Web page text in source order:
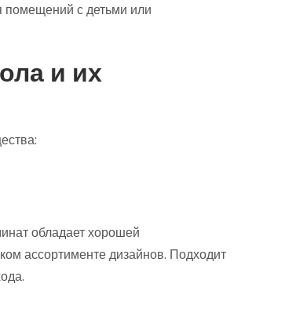
помещений с детьми или
и их
обладает хорошей
ассортименте дизайнов. Подходит